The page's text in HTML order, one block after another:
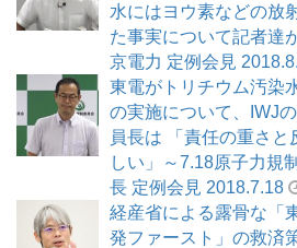
水にはヨウ素などの放
た事実について記者達
京電力 定例会見
東電がトリチウム汚染
の実施について、IWJ
員長は 「責任の重さ
しい」～7.18原子力規
長 定例会見 2018.7.18
経産省による露骨な「
発ファースト」の救